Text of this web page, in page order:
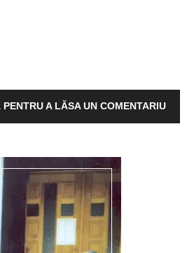
A LĂSA UN COMENTARIU